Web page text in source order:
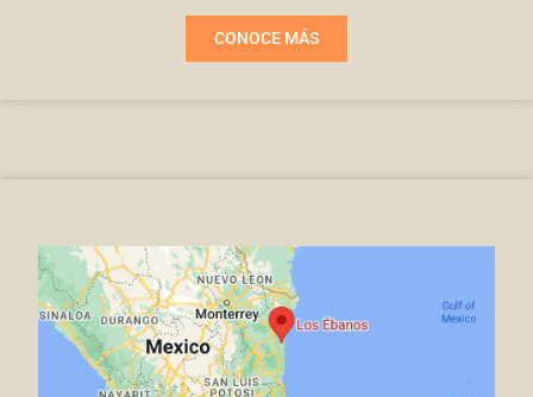
CONOCE MÁS